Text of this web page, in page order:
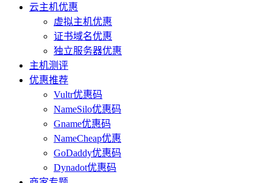
云主机优惠
虚拟主机优惠
证书域名优惠
独立服务器优惠
主机测评
优惠推荐
Vultr优惠码
NameSilo优惠码
Gname优惠码
NameCheap优惠
GoDaddy优惠码
Dynadot优惠码